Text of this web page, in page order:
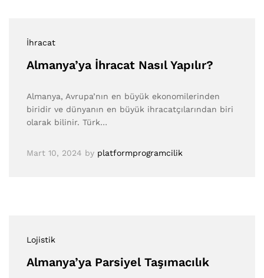
İhracat
Almanya’ya İhracat Nasıl Yapılır?
Almanya, Avrupa’nın en büyük ekonomilerinden
biridir ve dünyanın en büyük ihracatçılarından biri
olarak bilinir. Türk…
Mart 10, 2024 by platformprogramcilik
Lojistik
Almanya’ya Parsiyel Taşımacılık